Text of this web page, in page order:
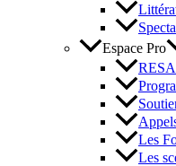
Espace Pro
RESA
Les
Les